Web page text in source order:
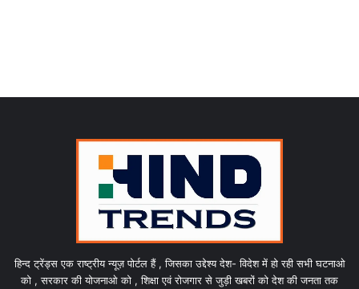
हिन्द ट्रेंड्स एक राष्ट्रीय न्यूज़ पोर्टल हैं , जिसका उद्देश्य देश- विदेश में हो रही सभी घटनाओ
को , सरकार की योजनाओ को , शिक्षा एवं रोजगार से जुड़ी खबरों को देश की जनता तक